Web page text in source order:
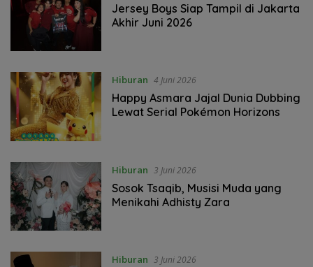
Jersey Boys Siap Tampil di Jakarta
Akhir Juni 2026
Hiburan 4 Juni 2026
Happy Asmara Jajal Dunia Dubbing
Lewat Serial Pokémon Horizons
Hiburan 3 Juni 2026
Sosok Tsaqib, Musisi Muda yang
Menikahi Adhisty Zara
Hiburan 3 Juni 2026